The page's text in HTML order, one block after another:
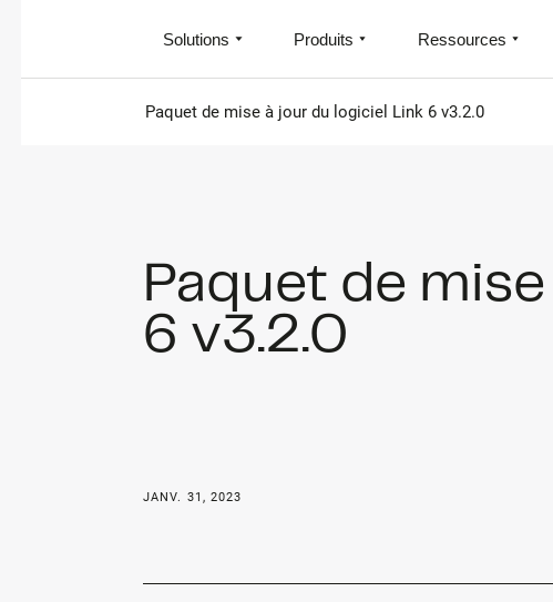
Solutions Produits Ressources
Paquet de mise à jour du logiciel Link 6 v3.2.0
Paquet de
6 v3.2.0
JANV. 31, 2023